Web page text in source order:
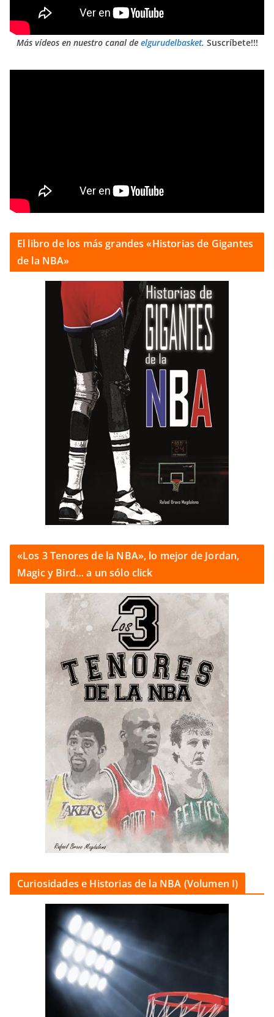
Más vídeos en nuestro canal de elgurudelbasket. Suscríbete!!!
El libro de los más grandes «Historias de Gigantes
de la NBA»
«Los 3 Tenores de la NBA», lo mejor de Jordan,
Magic y Bird… a un sólo click
Curiosidades e Historias de la NBA (Volumen I)